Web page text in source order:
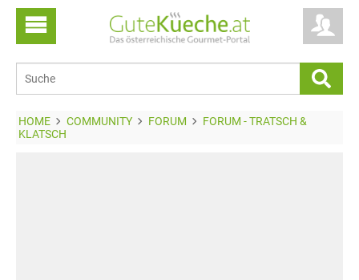
HOME COMMUNITY FORUM
FORUM - TRATSCH &
KLATSCH